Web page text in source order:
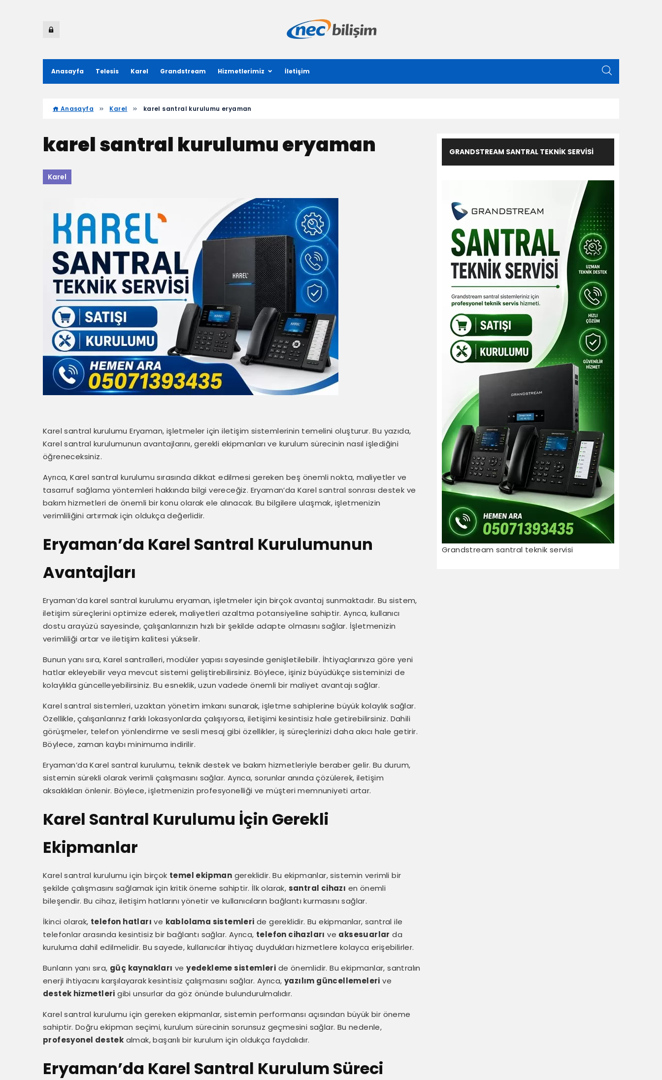
Anasayfa Telesis Karel Grandstream Hizmetlerimiz İletişim
Anasayfa Karel karel santral kurulumu eryaman
karel santral kurulumu eryaman
Karel
Karel santral kurulumu Eryaman, işletmeler için iletişim sistemlerinin temelini oluşturur. Bu yazıda,
Karel santral kurulumunun avantajlarını, gerekli ekipmanları ve kurulum sürecinin nasıl işlediğini
öğreneceksiniz.
Ayrıca, Karel santral kurulumu sırasında dikkat edilmesi gereken beş önemli nokta, maliyetler ve
tasarruf sağlama yöntemleri hakkında bilgi vereceğiz. Eryaman’da Karel santral sonrası destek ve
bakım hizmetleri de önemli bir konu olarak ele alınacak. Bu bilgilere ulaşmak, işletmenizin
verimliliğini artırmak için oldukça değerlidir.
Eryaman’da Karel Santral Kurulumunun
Avantajları
Eryaman’da karel santral kurulumu eryaman, işletmeler için birçok avantaj sunmaktadır. Bu sistem,
iletişim süreçlerini optimize ederek, maliyetleri azaltma potansiyeline sahiptir. Ayrıca, kullanıcı
dostu arayüzü sayesinde, çalışanlarınızın hızlı bir şekilde adapte olmasını sağlar. İşletmenizin
verimliliği artar ve iletişim kalitesi yükselir.
Bunun yanı sıra, Karel santralleri, modüler yapısı sayesinde genişletilebilir. İhtiyaçlarınıza göre yeni
hatlar ekleyebilir veya mevcut sistemi geliştirebilirsiniz. Böylece, işiniz büyüdükçe sisteminizi de
kolaylıkla güncelleyebilirsiniz. Bu esneklik, uzun vadede önemli bir maliyet avantajı sağlar.
Karel santral sistemleri, uzaktan yönetim imkanı sunarak, işletme sahiplerine büyük kolaylık sağlar.
Özellikle, çalışanlarınız farklı lokasyonlarda çalışıyorsa, iletişimi kesintisiz hale getirebilirsiniz. Dahili
görüşmeler, telefon yönlendirme ve sesli mesaj gibi özellikler, iş süreçlerinizi daha akıcı hale getirir.
Böylece, zaman kaybı minimuma indirilir.
Eryaman’da Karel santral kurulumu, teknik destek ve bakım hizmetleriyle beraber gelir. Bu durum,
sistemin sürekli olarak verimli çalışmasını sağlar. Ayrıca, sorunlar anında çözülerek, iletişim
aksaklıkları önlenir. Böylece, işletmenizin profesyonelliği ve müşteri memnuniyeti artar.
Karel Santral Kurulumu İçin Gerekli
Ekipmanlar
Karel santral kurulumu için birçok temel ekipman gereklidir. Bu ekipmanlar, sistemin verimli bir
şekilde çalışmasını sağlamak için kritik öneme sahiptir. İlk olarak, santral cihazı en önemli
bileşendir. Bu cihaz, iletişim hatlarını yönetir ve kullanıcıların bağlantı kurmasını sağlar.
İkinci olarak, telefon hatları ve kablolama sistemleri de gereklidir. Bu ekipmanlar, santral ile
telefonlar arasında kesintisiz bir bağlantı sağlar. Ayrıca, telefon cihazları ve aksesuarlar da
kuruluma dahil edilmelidir. Bu sayede, kullanıcılar ihtiyaç duydukları hizmetlere kolayca erişebilirler.
Bunların yanı sıra, güç kaynakları veyedekleme sistemleri de önemlidir. Bu ekipmanlar, santralın
enerji ihtiyacını karşılayarak kesintisiz çalışmasını sağlar. Ayrıca, yazılım güncellemeleri ve
destek hizmetleri gibi unsurlar da göz önünde bulundurulmalıdır.
Karel santral kurulumu için gereken ekipmanlar, sistemin performansı açısından büyük bir öneme
sahiptir. Doğru ekipman seçimi, kurulum sürecinin sorunsuz geçmesini sağlar. Bu nedenle,
profesyonel destek almak, başarılı bir kurulum için oldukça faydalıdır.
Eryaman’da Karel Santral Kurulum Süreci
GRANDSTREAM SANTRAL TEKNIK SERVISI
Grandstream santral teknik servisi